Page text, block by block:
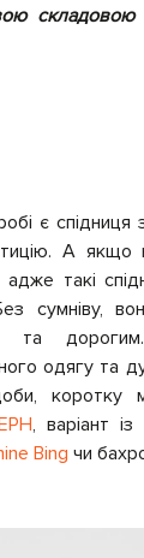
складовою
є спідниця
А
такі
сумніву,
та
одягу та
коротку
, варіант із
Bing чи